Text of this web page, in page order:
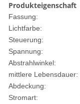
Produkteigenschaft
Fassung:
Lichtfarbe:
Steuerung:
Spannung:
Abstrahlwinkel:
mittlere Lebensdauer:
Abdeckung:
Stromart: